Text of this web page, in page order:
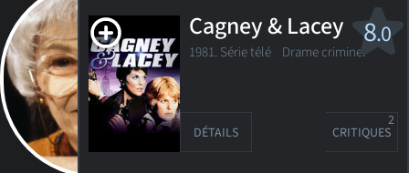
8.0
Cagney & Lacey
1981. Série télé Drame criminel
DÉTAILS CRITIQUES
2